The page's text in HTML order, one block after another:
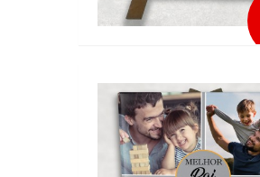
FOTOS COM CAVALETE
mais info
add à lista